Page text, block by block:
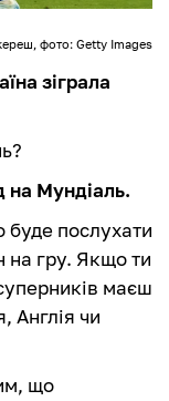
фото: Getty Images
зіграла
на Мундіаль.
послухати
на гру. Якщо ти
маєш
Англія чи
що